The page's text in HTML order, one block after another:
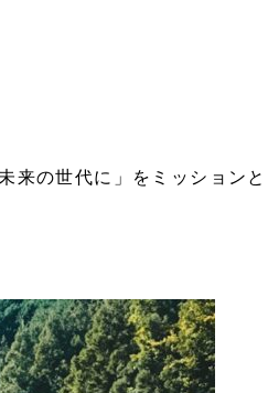
来の世代に」をミッションと